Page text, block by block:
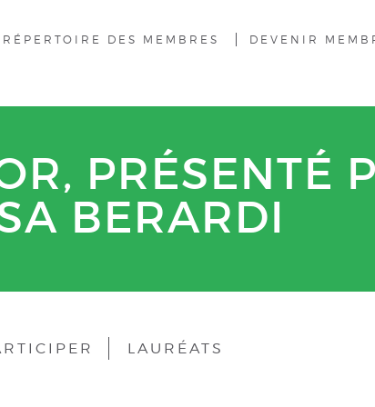
RÉPERTOIRE DES MEMBRES DEVENIR
PRÉSENTÉ
BERARDI
LAURÉATS